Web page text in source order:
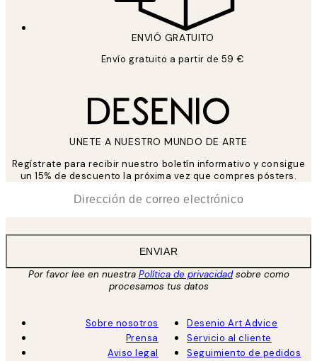
ENVIÓ GRATUITO
Envío gratuito a partir de 59 €
UNETE A NUESTRO MUNDO DE ARTE
Regístrate para recibir nuestro boletín informativo y consigue
un 15% de descuento la próxima vez que compres pósters.
ENVIAR
Por favor lee en nuestra Política de privacidadsobre como
procesamos tus datos
Sobre nosotros
Prensa
Aviso legal
Desenio Art Advice
Servicio al cliente
Seguimiento de pedidos